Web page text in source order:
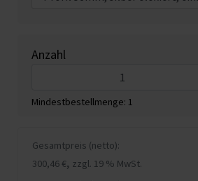
Anzahl
Mindestbestellmenge: 1
Gesamtpreis (netto):
300,46 €, zzgl. 19 % MwSt.